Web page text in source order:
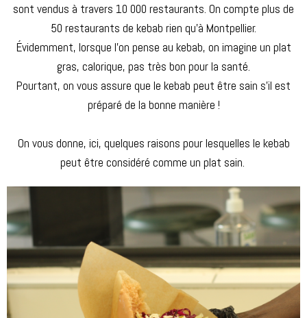
sont vendus à travers 10 000 restaurants. On compte plus de
50 restaurants de kebab rien qu’à Montpellier.
Évidemment, lorsque l’on pense au kebab, on imagine un plat
gras, calorique, pas très bon pour la santé.
Pourtant, on vous assure que le kebab peut être sain s’il est
préparé de la bonne manière !
On vous donne, ici, quelques raisons pour lesquelles le kebab
peut être considéré comme un plat sain.